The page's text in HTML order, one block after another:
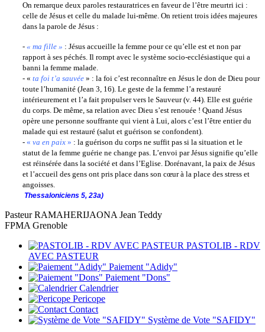
On remarque deux paroles restauratrices en faveur de l’être meurtri ici :
celle de Jésus et celle du malade lui-même. On retient trois idées majeures
dans la parole de Jésus :
- « ma fille » : Jésus accueille la femme pour ce qu’elle est et non par
rapport à ses péchés. Il rompt avec le système socio-ecclésiastique qui a
banni la femme malade.
- « ta foi t’a sauvée » : la foi c’est reconnaître en Jésus le don de Dieu pour
toute l’humanité (Jean 3, 16). Le geste de la femme l’a restauré
intérieurement et l’a fait propulser vers le Sauveur (v. 44). Elle est guérie
du corps. De même, sa relation avec Dieu s’est renouée ! Quand Jésus
opère une personne souffrante qui vient à Lui, alors c’est l’être entier du
malade qui est restauré (salut et guérison se confondent).
- « va en paix » : la guérison du corps ne suffit pas si la situation et le
statut de la femme guérie ne change pas. L’envoi par Jésus signifie qu’elle
est réinsérée dans la société et dans l’Eglise. Dorénavant, la paix de Jésus
et l’accueil des gens ont pris place dans son cœur à la place des stress et
angoisses.
Thessaloniciens 5, 23a)
Pasteur RAMAHERIJAONA Jean Teddy
FPMA Grenoble
PASTOLIB - RDV
AVEC PASTEUR
Paiement "Adidy"
Paiement "Dons"
Calendrier
Pericope
Contact
Système de Vote "SAFIDY"